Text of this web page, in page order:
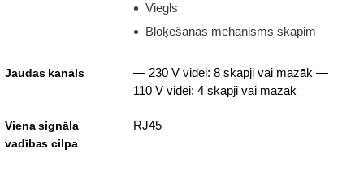
Viegls
Bloķēšanas mehānisms skapim
Jaudas kanāls
— 230 V videi: 8 skapji vai mazāk —
110 V videi: 4 skapji vai mazāk
Viena signāla
vadības cilpa
RJ45